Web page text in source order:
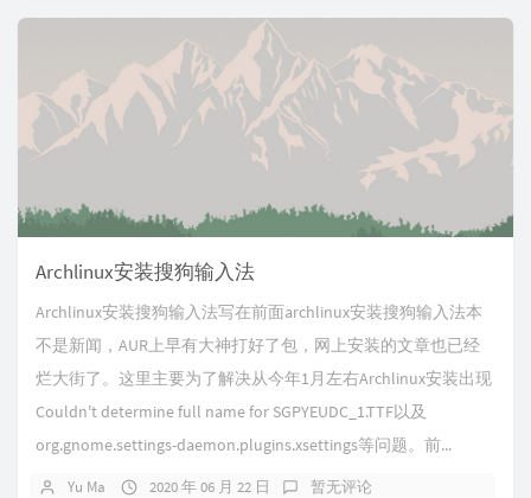
Archlinux安装搜狗输入法
Archlinux安装搜狗输入法写在前面archlinux安装搜狗输入法本
不是新闻，AUR上早有大神打好了包，网上安装的文章也已经
烂大街了。这里主要为了解决从今年1月左右Archlinux安装出现
Couldn't determine full name for SGPYEUDC_1.TTF以及
org.gnome.settings-daemon.plugins.xsettings等问题。前...
Yu Ma 2020 年 06 月 22 日 暂无评论